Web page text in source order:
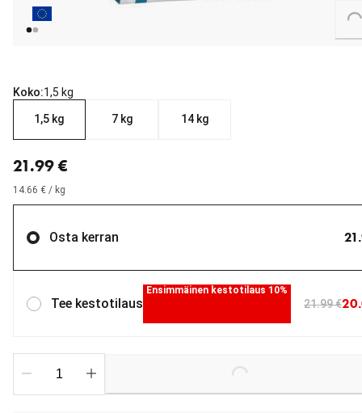
Loading...
Koko:1,5 kg
1,5 kg 7 kg 14 kg
21.99 €
14.66 € / kg
Osta kerran
Tee kestotilaus
Ensimmäinen kestotilaus 10%
21.99 €
Loading...